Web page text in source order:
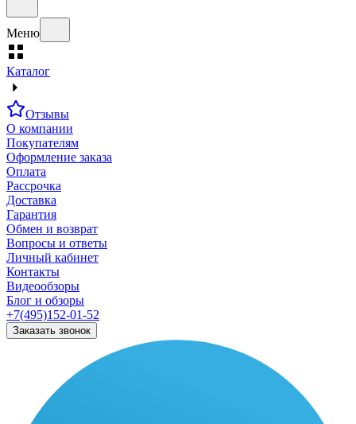
Меню
Каталог
Отзывы
О компании
Покупателям
Оформление заказа
Оплата
Рассрочка
Доставка
Гарантия
Обмен и возврат
Вопросы и ответы
Личный кабинет
Контакты
Видеообзоры
Блог и обзоры
+7(495)152-01-52
Заказать звонок